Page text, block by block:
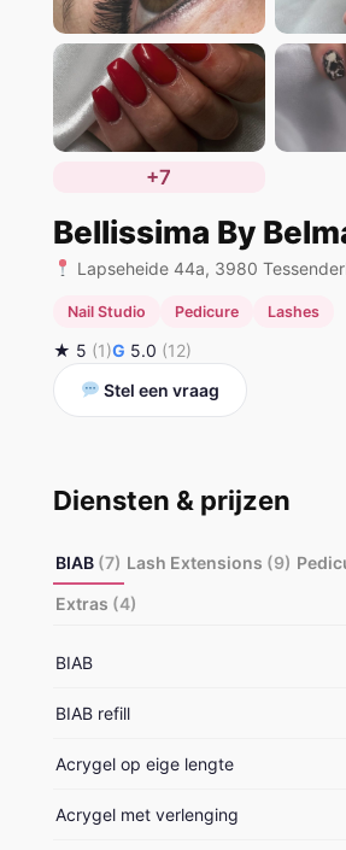
+7
Bellissima By
Lapseheide 44a, 3980
Nail Studio Pedicure Lashes
★ 5 (1)G 5.0 (12)
Stel een vraag
Diensten & prijzen
BIAB (7) Lash Extensions (9)
Extras (4)
BIAB
BIAB refill
Acrygel op eige lengte
Acrygel met verlenging